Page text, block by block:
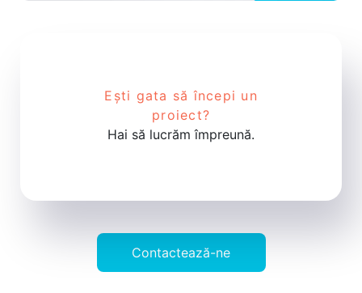
Ești gata să începi un
proiect?
Hai să lucrăm împreună.
Contactează-ne